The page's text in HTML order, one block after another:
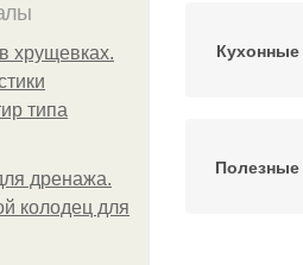
хрущевках.
типа
дренажа.
колодец для